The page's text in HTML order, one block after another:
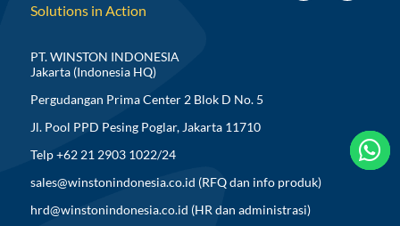
Solutions in Action

PT. WINSTON INDONESIA
Jakarta (Indonesia HQ)
Pergudangan Prima Center 2 Blok D No. 5
Jl. Pool PPD Pesing Poglar, Jakarta 11710
Telp +62 21 2903 1022/24
sales@winstonindonesia.co.id (RFQ dan info produk)
hrd@winstonindonesia.co.id (HR dan administrasi)

